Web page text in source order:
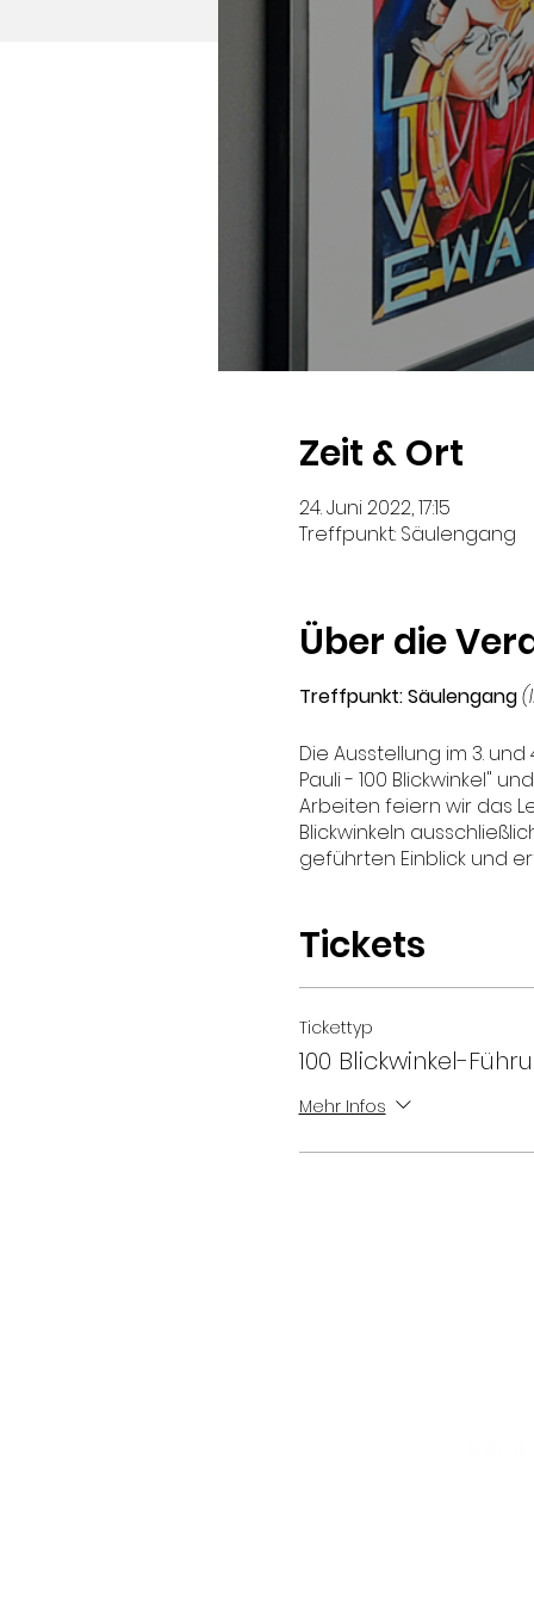
Zeit & Ort
24. Juni 2022, 17:15
Treffpunkt: Säulengang
Über die
Treffpunkt: Säulengang
Die Ausstellung im 3.
Pauli - 100 Blickwinkel"
Arbeiten feiern wir das
Blickwinkeln
geführten Einblick und
Tickets
Tickettyp
100 Blickwinkel-
Mehr Infos